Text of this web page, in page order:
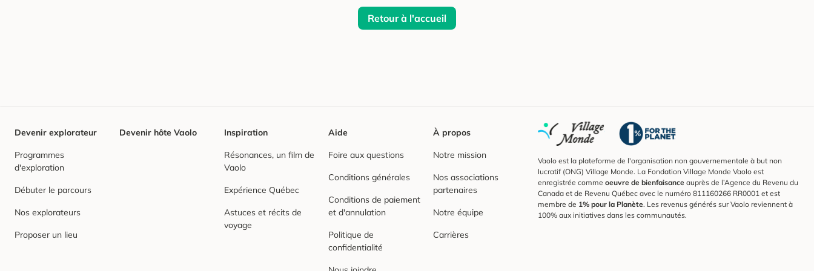
Retour à l'accueil
Devenir explorateur
Programmes
d'exploration
Débuter le parcours
Nos explorateurs
Proposer un lieu
Devenir hôte Vaolo Inspiration
Résonances, un film de
Vaolo
Expérience Québec
Astuces et récits de
voyage
Aide
Foire aux questions
Conditions générales
Conditions de paiement
et d'annulation
Politique de
confidentialité
À propos
Notre mission
Nos associations
partenaires
Notre équipe
Carrières
Vaolo est la plateforme de l'organisation non gouvernementale à but non
lucratif (ONG) Village Monde. La Fondation Village Monde Vaolo est
enregistrée comme oeuvre de bienfaisance auprès de l’Agence du Revenu du
Canada et de Revenu Québec avec le numéro 811160266 RR0001 et est
membre de 1% pour la Planète. Les revenus générés sur Vaolo reviennent à
100% aux initiatives dans les communautés.